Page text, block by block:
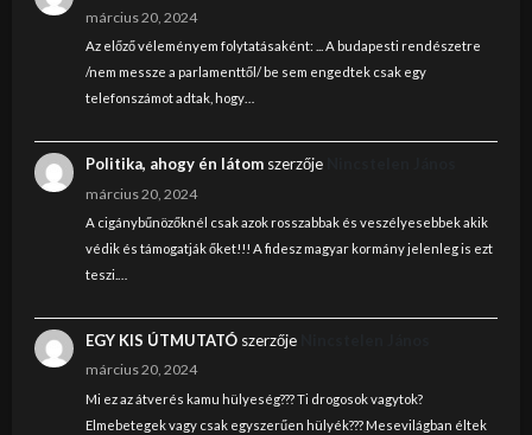
március 20, 2024
Az előző véleményem folytatásaként: ... A budapesti rendészetre
/nem messze a parlamenttől/ be sem engedtek csak egy
telefonszámot adtak, hogy…
Politika, ahogy én látomszerzője
március 20, 2024
A cigánybűnözőknél csak azok rosszabbak és veszélyesebbek akik
védik és támogatják őket!!! A fidesz magyar kormány jelenleg is ezt
teszi.…
EGY KIS ÚTMUTATÓszerzője
március 20, 2024
Mi ez az átverés kamu hülyeség??? Ti drogosok vagytok?
Elmebetegek vagy csak egyszerűen hülyék??? Mesevilágban éltek